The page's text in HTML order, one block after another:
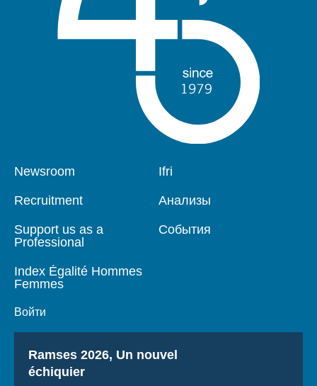
Pied
Newsroom
Recruitment
Support us as a
Professional
Index Égalité Hommes
Femmes
Войти
Navigation
Ifri
Анализы
События
Titre
Ramses 2026, Un nouvel
échiquier